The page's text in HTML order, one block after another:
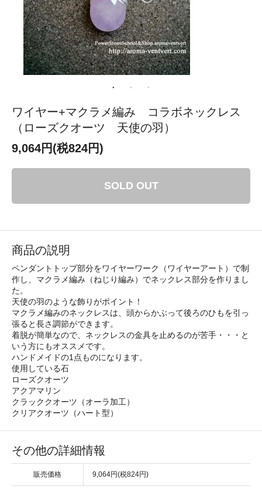
ワイヤー+マクラメ編み コラボネックレス
（ローズクオーツ 天使の羽）
9,064円(税824円)
SOLD OUT
商品の説明
ペンダントトップ部分をワイヤーワーク（ワイヤーアート）で制
作し、マクラメ編み（ねじり編み）でネックレス部分を作りまし
た。
天使の羽のような飾りがポイント！
マクラメ編みのネックレスは、頭からかぶって後ろのひもを引っ
張ると長さ調節ができます。
着脱が簡単なので、ネックレスの金具を止めるのが苦手・・・と
いう方にもオススメです。
ハンドメイドの1点ものになります。
使用している石
ローズクオーツ
アクアマリン
クラッククオーツ（オーラ加工）
クリアクオーツ（ハート型）
その他の詳細情報
販売価格 9,064円(税824円)